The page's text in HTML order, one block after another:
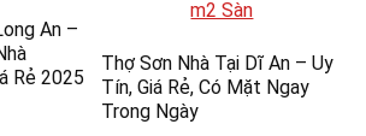
An –
Rẻ 2025
Thợ Sơn Nhà Tại Dĩ An – Uy
Tín, Giá Rẻ, Có Mặt Ngay
Trong Ngày